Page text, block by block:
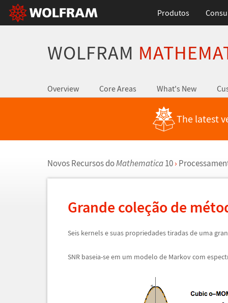
Produtos
WOLFRAM
Overview Core Areas What's New
The latest
Novos Recursos doMathematica10 ›
Grande coleção de mé
Seis kernels e suas propriedades tiradas de uma
SNR baseia-se em um modelo de Markov com